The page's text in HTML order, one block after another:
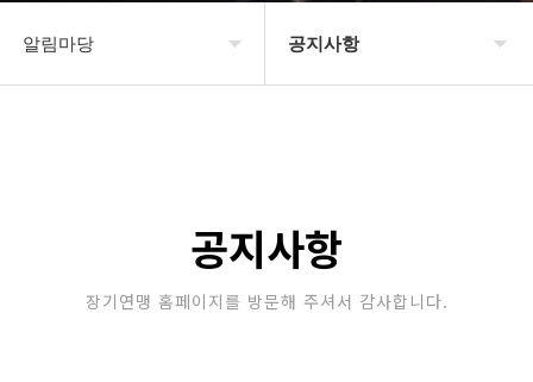
알림마당 공지사항
포토갤러리
공지사항
장기연맹 홈페이지를 방문해 주셔서 감사합니다.